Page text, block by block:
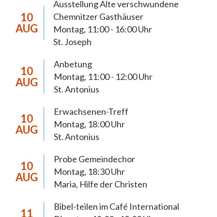
Die Pastoralen Schwerpunktsetzungen
dienen der 2018 neugegründeten Pfarrei Hl.
Mutter Teresa Chemnitz zur Orientierung
anstehende pastorale, wirtschaftliche und
organisatorische Weichenstellungen werden
eine weiterreichende Tragweite haben und
müssen sich daraus begründen lassen. Die
anstehenden Prozesse möchten wir, die
Christinnen und Christen der Pfarrei
Chemnitz, im Licht des Evangeliums und im
Vertrauen auf die Möglichkeiten Gottes
gestalten. Dabei achten wir auf die Stimme
Regungen und Gedanken unserer Mitchristen
10
AUG
Ausstellung Alte verschwundene
Chemnitzer Gasthäuser
Montag, 11:00 - 16:00 Uhr
St. Joseph
10
AUG
Anbetung
Montag, 11:00 - 12:00 Uhr
St. Antonius
10
AUG
Erwachsenen-Treff
Montag, 18:00 Uhr
St. Antonius
10
AUG
Probe Gemeindechor
Montag, 18:30 Uhr
Maria, Hilfe der Christen
11
Bibel-teilen im Café International